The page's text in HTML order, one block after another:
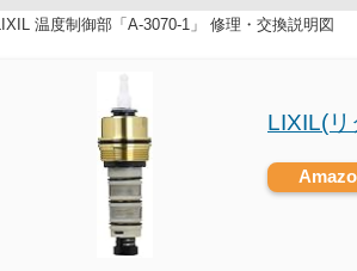
LIXIL 温度制御部「A-3070-1」 修理・交換説明図
LIXIL(